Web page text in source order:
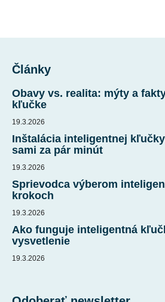
Články
Obavy vs. realita: mýty a
kľučke
19.3.2026
Inštalácia inteligentnej
sami za pár minút
19.3.2026
Sprievodca výberom
krokoch
19.3.2026
Ako funguje inteligentná
vysvetlenie
19.3.2026